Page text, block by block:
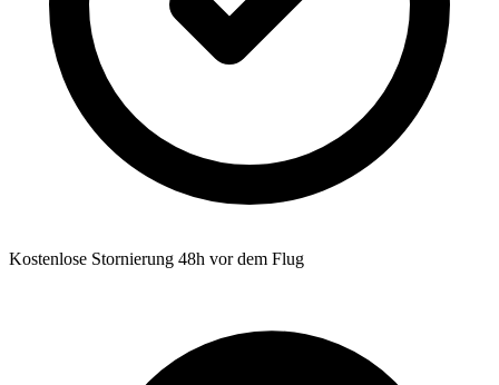
Kostenlose Stornierung 48h vor dem Flug